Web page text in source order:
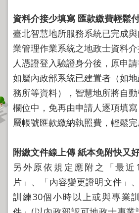
供
應
檔
應
用
政
府
資
公
開
公
告
資
資料介接少填寫 匯款繳費輕鬆
臺北智慧地所服務系統已完成
業管理作業系統之地政士資料
人憑證登入驗證身分後，原申
如屬內政部系統已建置者（如
務所等資料），智慧地所將自
欄位中，免再由申請人逐項填
屬帳號匯款繳納執照費，輕鬆完
附繳文件線上傳 紙本免附快又
另外原依規定應附之「最
片」、「內容變更證明文件」
訓練30個小時以上或與專業